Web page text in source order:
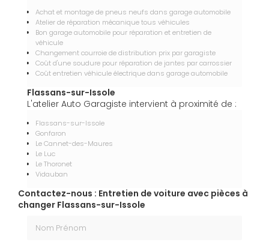
Achat et montage de pneus neufs dans garage automobile
Atelier de réparation mécanique tous véhicules
Bon garage automobile pour réparation et entretien de
véhicule
Changement courroie de distribution prix par garagiste
Coût d'une soudure pour réparation de jantes par carrossier
Coût entretien véhicule électrique dans garage automobile
Flassans-sur-Issole
L'atelier Auto Garagiste intervient à proximité de :
Flassans-sur-Issole
Gonfaron
Le Cannet-des-Maures
Le Luc
Le Thoronet
Vidauban
Contactez-nous : Entretien de voiture avec pièces à
changer Flassans-sur-Issole